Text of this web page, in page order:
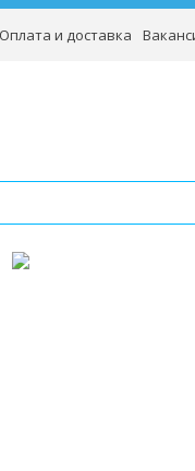
Оплата и доставка